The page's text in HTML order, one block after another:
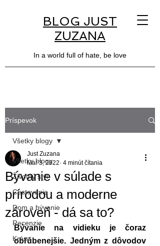
BLOG JUST
ZUZANA
In a world full of hate, be love
Príspevok
Všetky blogy
Životný štýl
Cestovanie
Dom a bývanie
Recenzie
Krása
Všetky blogy
Bývanie v súlade s
prírodou a moderne
zároveň - dá sa to?
Just Zuzana
Mar 3, 2022 4 minút čítania
Bývanie na vidieku je čoraz
obľúbenejšie. Jedným z dôvodov